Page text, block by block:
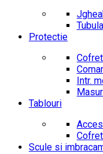
Protectie
Intr.
Tablouri
Scule si